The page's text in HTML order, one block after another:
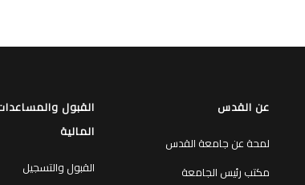
عن القدس
لمحة عن جامعة القدس
مكتب رئيس الجامعة
القبول
المالية
القبول والتسجيل